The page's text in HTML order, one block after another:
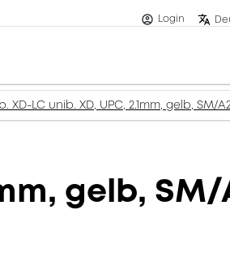
Login
XD-LC unib. XD, UPC, 2.1mm, gelb, SM/
gelb, SM/